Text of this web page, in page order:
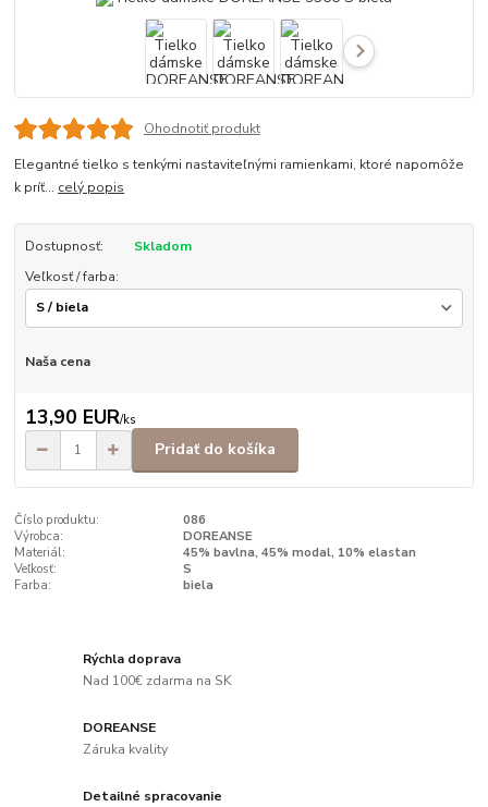
Ohodnotiť produkt
Elegantné tielko s tenkými nastaviteľnými ramienkami, ktoré napomôže
k príť... celý popis
Dostupnosť:
Skladom
Veľkosť / farba:
Naša cena
13,90 EUR/ks
Pridať do košíka
Číslo produktu:
086
Výrobca:
DOREANSE
Materiál:
45% bavlna, 45% modal, 10% elastan
Veľkosť:
S
Farba:
biela
Rýchla doprava
Nad 100€ zdarma na SK
DOREANSE
Záruka kvality
Detailné spracovanie